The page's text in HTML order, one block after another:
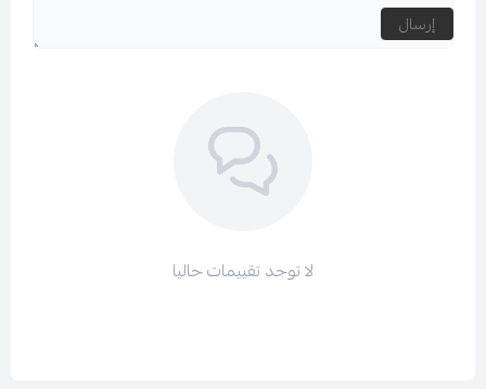
لمعرفة سياسة الاستخدام والخصوصية بالضغط
لمعرفة كيفية التواصل معنا قم بالضغط
إرسال
لا توجد تقييمات حاليا